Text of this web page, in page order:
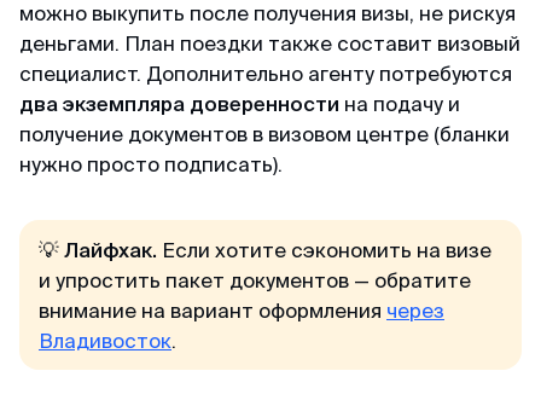
можно выкупить после получения визы, не рискуя
деньгами. План поездки также составит визовый
специалист. Дополнительно агенту потребуются
два экземпляра доверенности на подачу и
получение документов в визовом центре (бланки
нужно просто подписать).
💡 Лайфхак. Если хотите сэкономить на визе
и упростить пакет документов — обратите
внимание на вариант оформления через
Владивосток.